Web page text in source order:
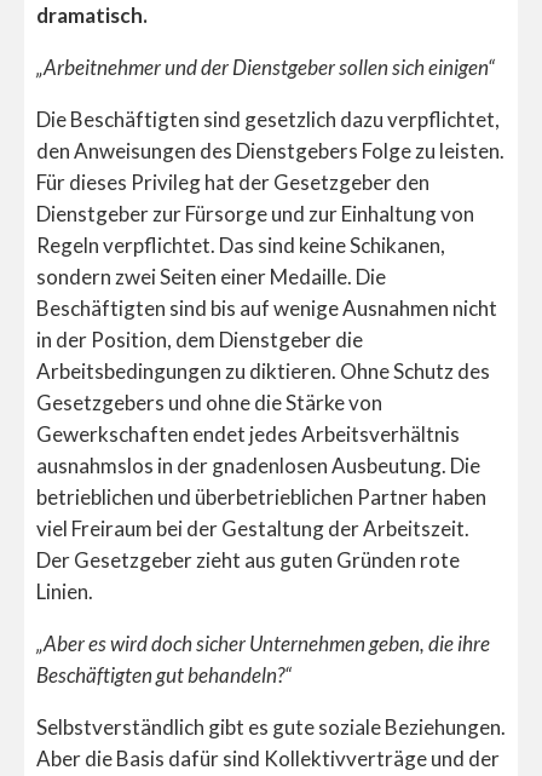
dramatisch.
„Arbeitnehmer und der Dienstgeber sollen sich einigen“
Die Beschäftigten sind gesetzlich dazu verpflichtet,
den Anweisungen des Dienstgebers Folge zu leisten.
Für dieses Privileg hat der Gesetzgeber den
Dienstgeber zur Fürsorge und zur Einhaltung von
Regeln verpflichtet. Das sind keine Schikanen,
sondern zwei Seiten einer Medaille. Die
Beschäftigten sind bis auf wenige Ausnahmen nicht
in der Position, dem Dienstgeber die
Arbeitsbedingungen zu diktieren. Ohne Schutz des
Gesetzgebers und ohne die Stärke von
Gewerkschaften endet jedes Arbeitsverhältnis
ausnahmslos in der gnadenlosen Ausbeutung. Die
betrieblichen und überbetrieblichen Partner haben
viel Freiraum bei der Gestaltung der Arbeitszeit.
Der Gesetzgeber zieht aus guten Gründen rote
Linien.
„Aber es wird doch sicher Unternehmen geben, die ihre
Beschäftigten gut behandeln?“
Selbstverständlich gibt es gute soziale Beziehungen.
Aber die Basis dafür sind Kollektivverträge und der